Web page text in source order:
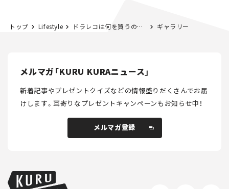
トップ Lifestyle ドラレコは何を買うのがおすすめ？ 選び方と注意点をカーAV評論家がタイプ別に解説【2024年版】 ギャラリー
メルマガ「KURU KURAニュース」
新着記事やプレゼントクイズなどの情報盛りだくさんでお届
けします。耳寄りなプレゼントキャンペーンもお知らせ中！
メルマガ登録